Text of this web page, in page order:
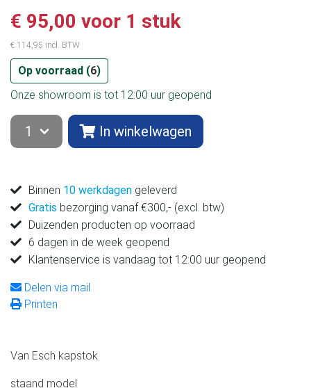
€ 95,00 voor 1 stuk
€ 114,95 incl. BTW
Op voorraad (6)
Onze showroom is tot 12:00 uur geopend
In winkelwagen
Binnen 10 werkdagen geleverd
Gratis bezorging vanaf €300,- (excl. btw)
Duizenden producten op voorraad
6 dagen in de week geopend
Klantenservice is vandaag tot 12:00 uur geopend
Delen via mail
Printen
Van Esch kapstok
staand model